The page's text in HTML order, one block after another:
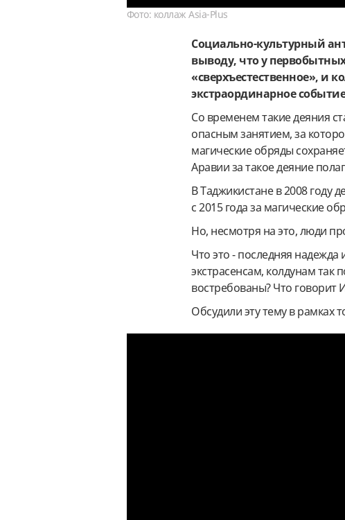
Фото: коллаж Asia-Plus
Социально-культурный
выводу, что у
«сверхъестественное», и
экстраординарное
Со временем такие деяния
опасным занятием, за
магические обряды
Аравии за такое деяние
В Таджикистане в 2008 году
с 2015 года за магические
Но, несмотря на это, люди
Что это - последняя
экстрасенсам, колдунам так
востребованы? Что говорит
Обсудили эту тему в рамках